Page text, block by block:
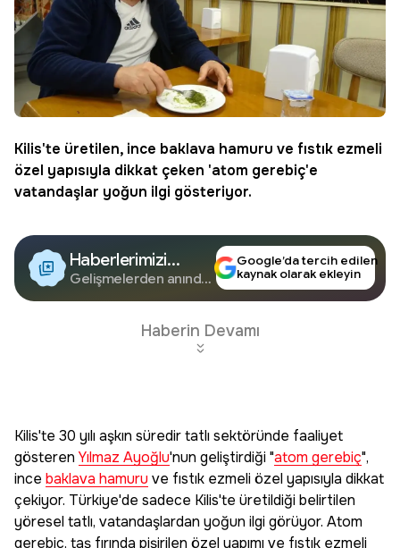
Kilis'te üretilen, ince baklava hamuru ve fıstık ezmeli
özel yapısıyla dikkat çeken 'atom gerebiç'e
vatandaşlar yoğun ilgi gösteriyor.
Haberlerimizi
Google'da Takip
Edin
Gelişmelerden anında
Google’da tercih edilen
kaynak olarak ekleyin
Haberin Devamı
Kilis'te 30 yılı aşkın süredir tatlı sektöründe faaliyet
gösteren Yılmaz Ayoğlu'nun geliştirdiği "atom gerebiç",
ince baklava hamuru ve fıstık ezmeli özel yapısıyla dikkat
çekiyor. Türkiye'de sadece Kilis'te üretildiği belirtilen
yöresel tatlı, vatandaşlardan yoğun ilgi görüyor. Atom
gerebiç, taş fırında pişirilen özel yapımı ve fıstık ezmeli